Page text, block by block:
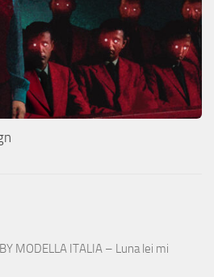
MODELLA ITALIA – Luna lei mi